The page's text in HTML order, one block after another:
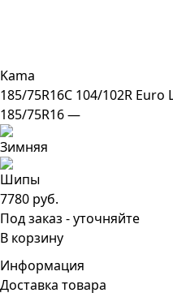
Kama
185/75R16C 104/102R Euro
185/75R16 —
7780 руб.
Под заказ - уточняйте
В корзину
Информация
Доставка товара